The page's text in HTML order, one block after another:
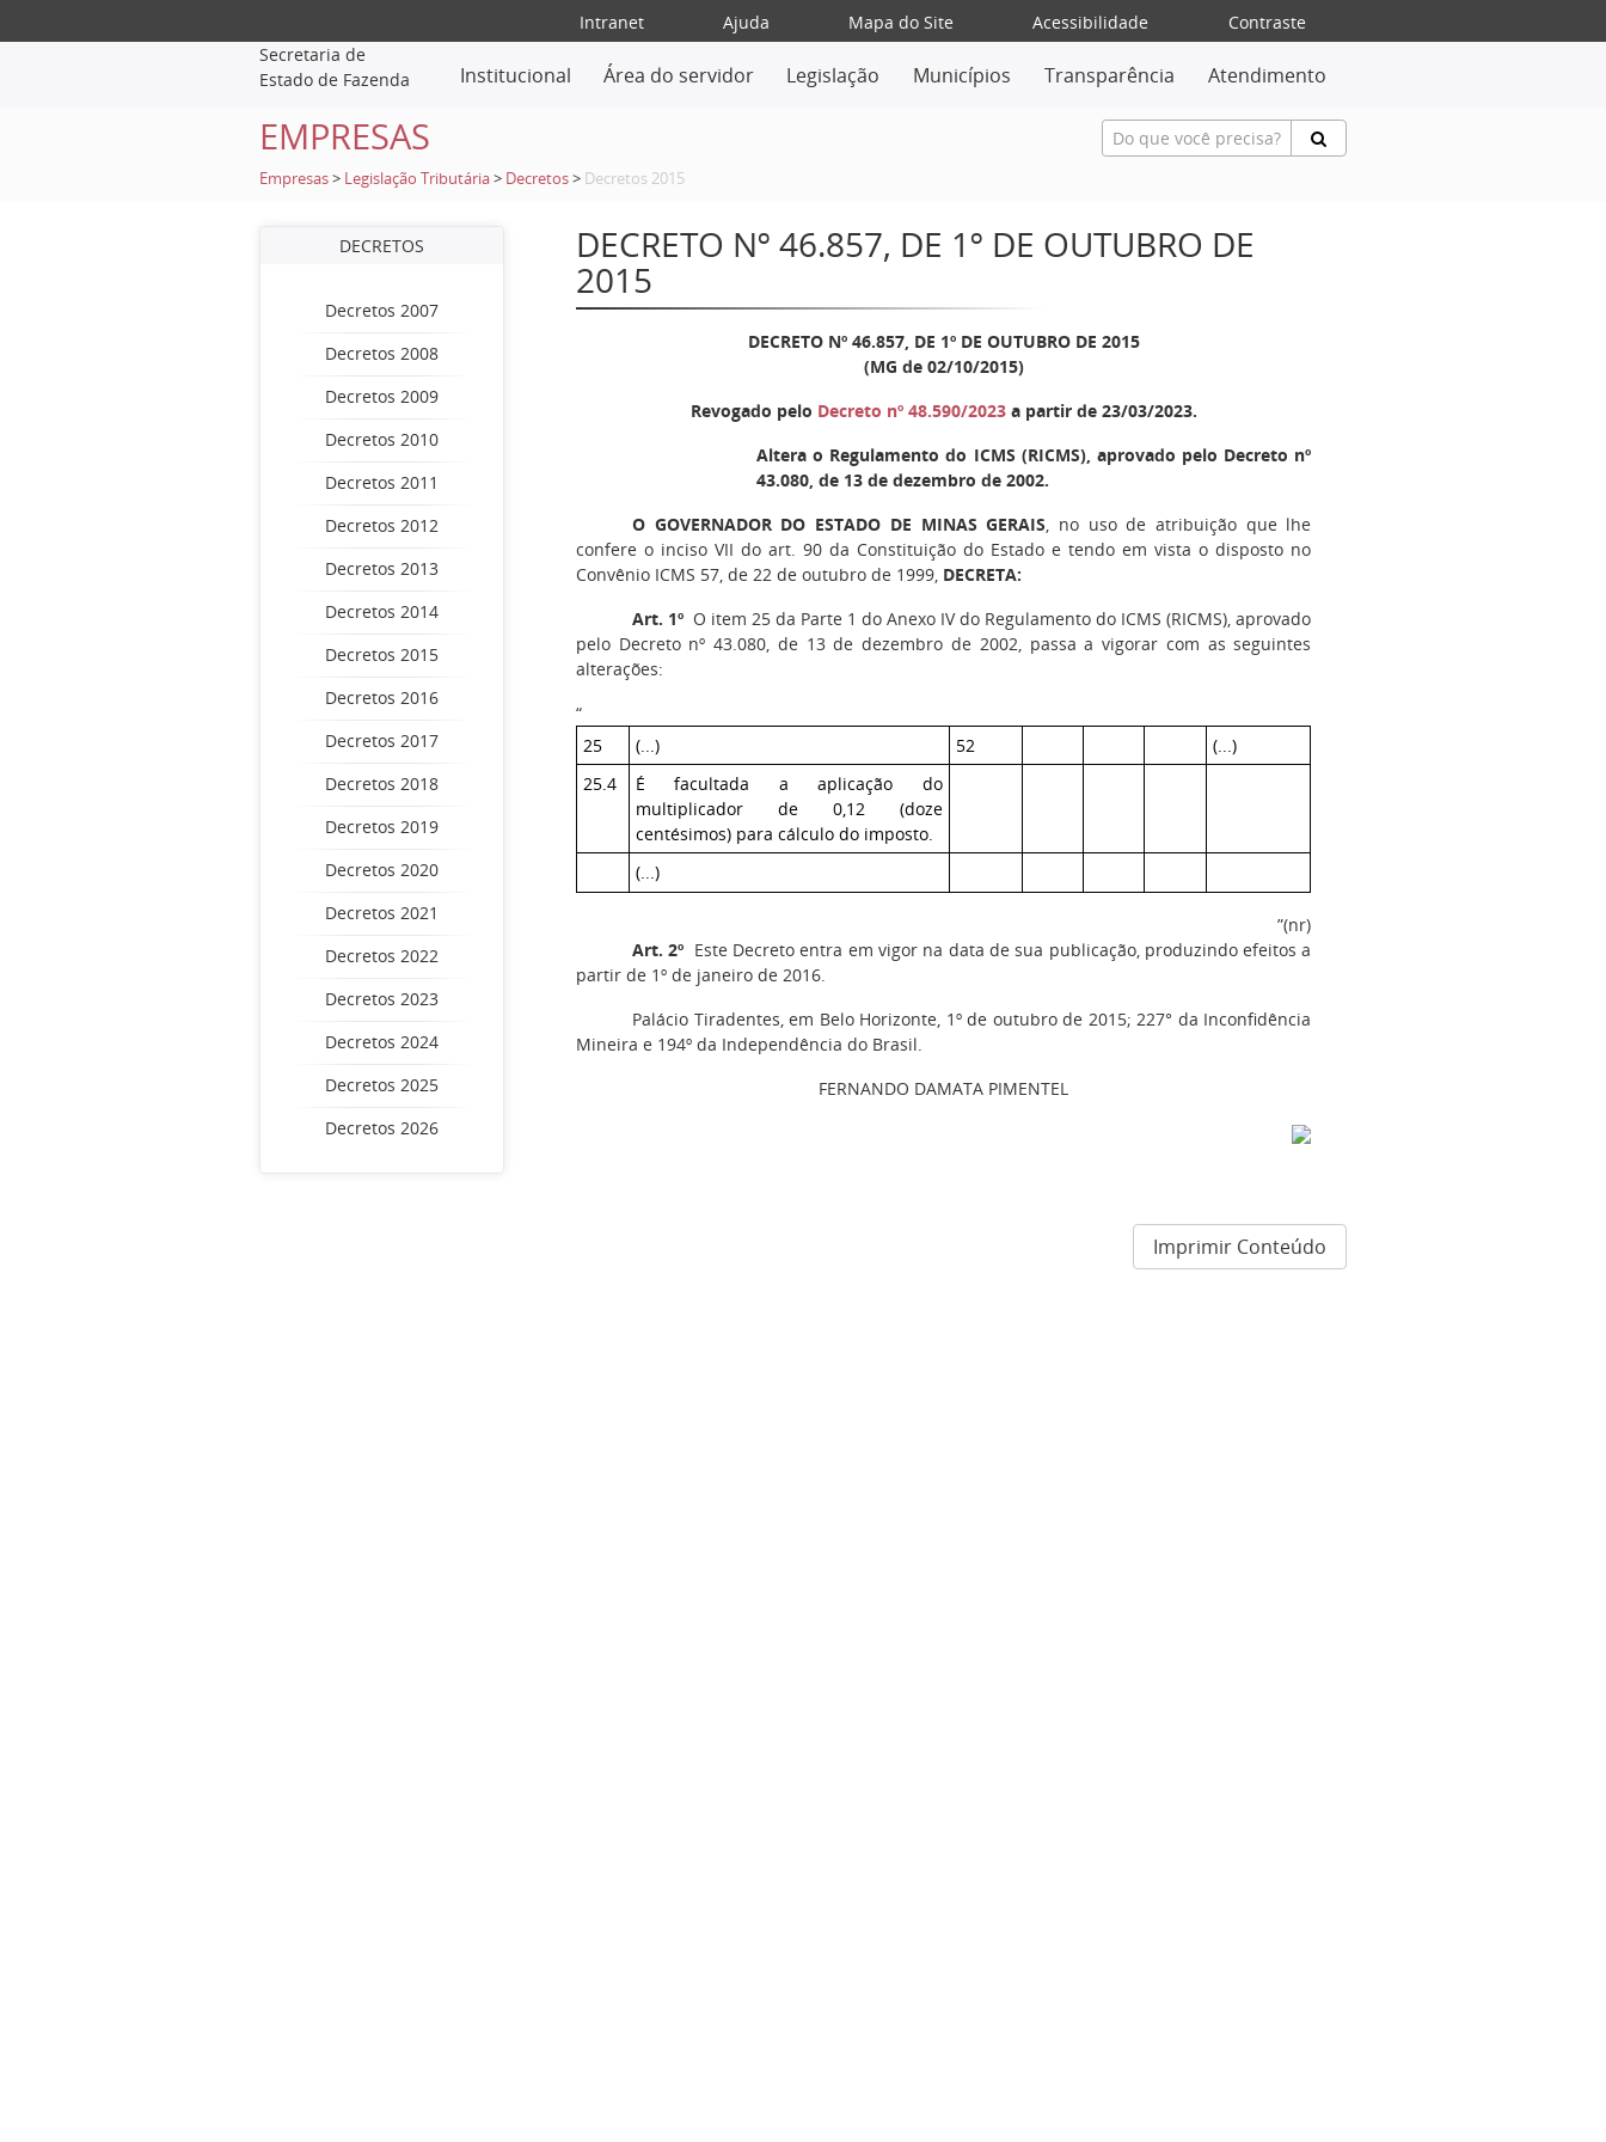
Intranet Ajuda Mapa do Site Acessibilidade
Contraste
Secretaria de
Estado de Fazenda
Institucional Área do servidor Legislação Municípios Transparência Atendimento
EMPRESAS
Empresas > Legislação Tributária > Decretos > Decretos 2015
DECRETOS
Decretos 2007
Decretos 2008
Decretos 2009
Decretos 2010
Decretos 2011
Decretos 2012
Decretos 2013
Decretos 2014
Decretos 2015
Decretos 2016
Decretos 2017
Decretos 2018
Decretos 2019
Decretos 2020
Decretos 2021
Decretos 2022
Decretos 2023
Decretos 2024
Decretos 2025
Decretos 2026
DECRETO Nº 46.857, DE 1º DE OUTUBRO DE
2015
DECRETO Nº 46.857, DE 1º DE OUTUBRO DE 2015
(MG de 02/10/2015)
Revogado pelo Decreto nº 48.590/2023a partir de 23/03/2023.
Altera o Regulamento do ICMS (RICMS), aprovado pelo Decreto nº
43.080, de 13 de dezembro de 2002.
O GOVERNADOR DO ESTADO DE MINAS GERAIS, no uso de atribuição que lhe
confere o inciso VII do art. 90 da Constituição do Estado e tendo em vista o disposto no
Convênio ICMS 57, de 22 de outubro de 1999, DECRETA:
Art. 1º O item 25 da Parte 1 do Anexo IV do Regulamento do ICMS (RICMS), aprovado
pelo Decreto nº 43.080, de 13 de dezembro de 2002, passa a vigorar com as seguintes
alterações:
“
25
(...) 52
(...)
25.4
É facultada a aplicação do
multiplicador de 0,12 (doze
centésimos) para cálculo do imposto.
(...)
”(nr)
Art. 2º Este Decreto entra em vigor na data de sua publicação, produzindo efeitos a
partir de 1º de janeiro de 2016.
Palácio Tiradentes, em Belo Horizonte, 1º de outubro de 2015; 227° da Inconfidência
Mineira e 194º da Independência do Brasil.
FERNANDO DAMATA PIMENTEL
Imprimir Conteúdo